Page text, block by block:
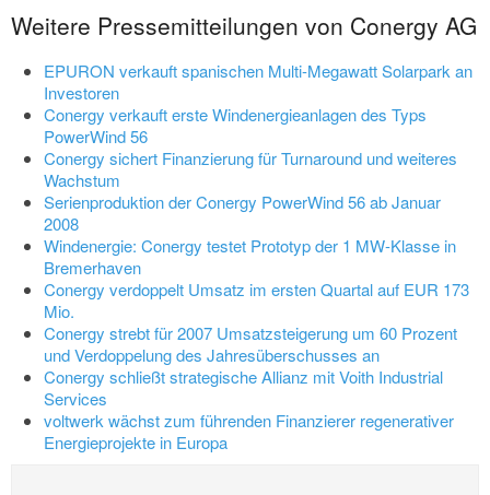
Weitere Pressemitteilungen von Conergy AG
EPURON verkauft spanischen Multi-Megawatt Solarpark an
Investoren
Conergy verkauft erste Windenergieanlagen des Typs
PowerWind 56
Conergy sichert Finanzierung für Turnaround und weiteres
Wachstum
Serienproduktion der Conergy PowerWind 56 ab Januar
2008
Windenergie: Conergy testet Prototyp der 1 MW-Klasse in
Bremerhaven
Conergy verdoppelt Umsatz im ersten Quartal auf EUR 173
Mio.
Conergy strebt für 2007 Umsatzsteigerung um 60 Prozent
und Verdoppelung des Jahresüberschusses an
Conergy schließt strategische Allianz mit Voith Industrial
Services
voltwerk wächst zum führenden Finanzierer regenerativer
Energieprojekte in Europa